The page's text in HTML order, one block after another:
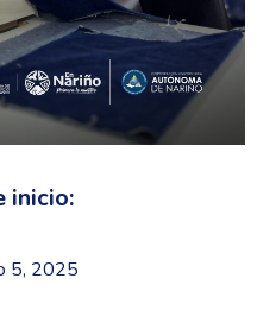
inicio:
5, 2025